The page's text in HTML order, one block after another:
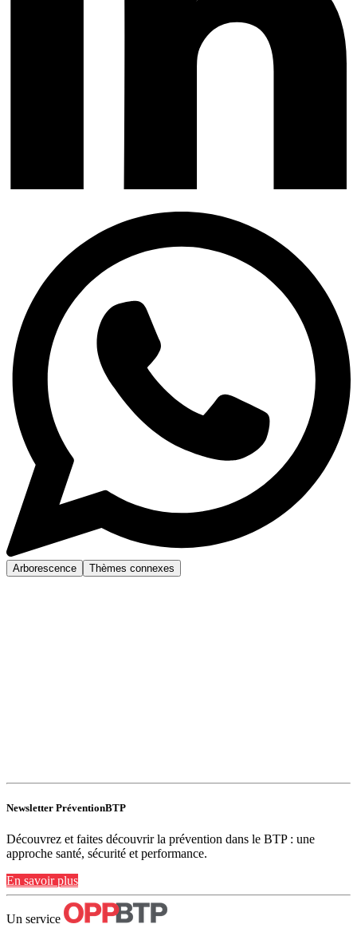
Arborescence Thèmes connexes
Newsletter PréventionBTP
Découvrez et faites découvrir la prévention dans le BTP : une
approche santé, sécurité et performance.
En savoir plus
Un service